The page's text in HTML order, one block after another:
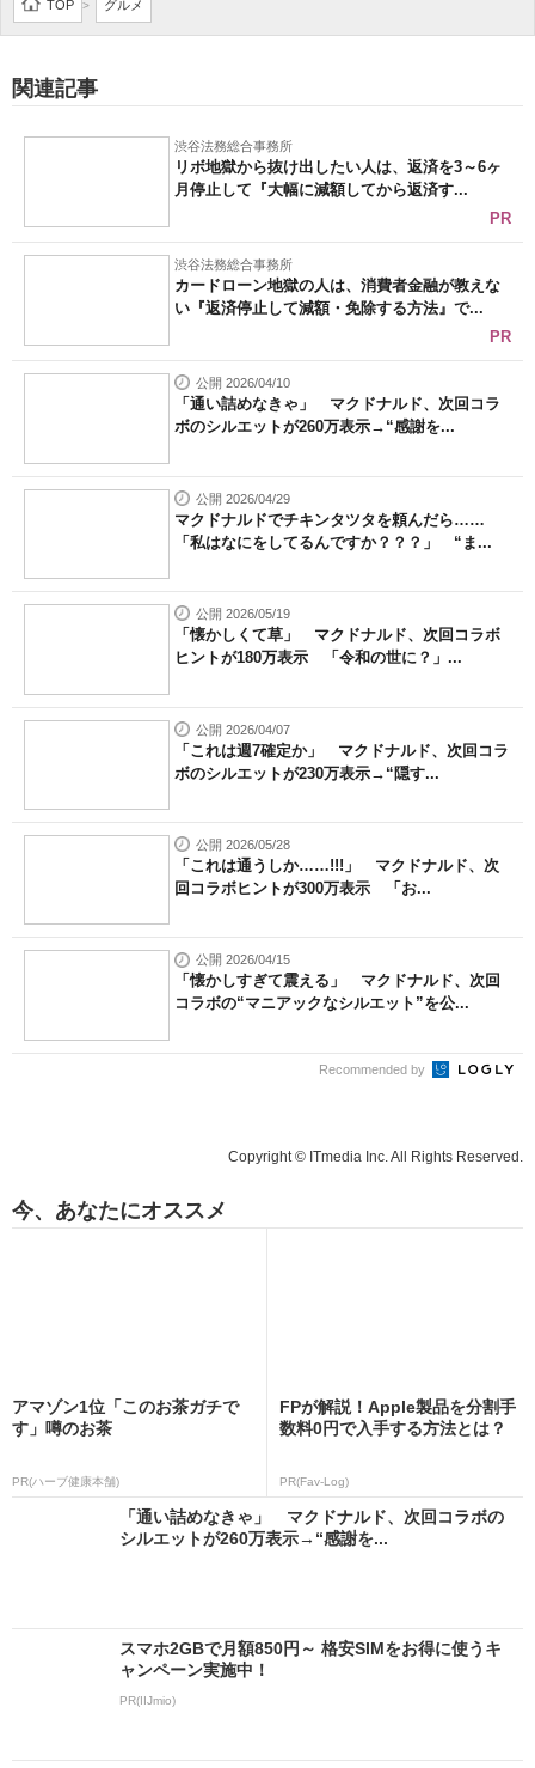
TOP > グルメ
関連記事
渋谷法務総合事務所
リボ地獄から抜け出したい人は、返済を3～6ヶ
月停止して『大幅に減額してから返済す...
PR
渋谷法務総合事務所
カードローン地獄の人は、消費者金融が教えな
い『返済停止して減額・免除する方法』で...
PR
公開 2026/04/10
「通い詰めなきゃ」 マクドナルド、次回コラ
ボのシルエットが260万表示→“感謝を...
公開 2026/04/29
マクドナルドでチキンタツタを頼んだら……
「私はなにをしてるんですか？？？」 “ま...
公開 2026/05/19
「懐かしくて草」 マクドナルド、次回コラボ
ヒントが180万表示 「令和の世に？」...
公開 2026/04/07
「これは週7確定か」 マクドナルド、次回コラ
ボのシルエットが230万表示→“隠す...
公開 2026/05/28
「これは通うしか……!!!」 マクドナルド、次
回コラボヒントが300万表示 「お...
公開 2026/04/15
「懐かしすぎて震える」 マクドナルド、次回
コラボの“マニアックなシルエット”を公...
Recommended by
Copyright © ITmedia Inc. All Rights Reserved.
今、あなたにオススメ
アマゾン1位「このお茶ガチで
す」噂のお茶
PR(ハーブ健康本舗)
FPが解説！Apple製品を分割手
数料0円で入手する方法とは？
PR(Fav-Log)
「通い詰めなきゃ」 マクドナルド、次回コラボの
シルエットが260万表示→“感謝を...
スマホ2GBで月額850円～ 格安SIMをお得に使うキ
ャンペーン実施中！
PR(IIJmio)